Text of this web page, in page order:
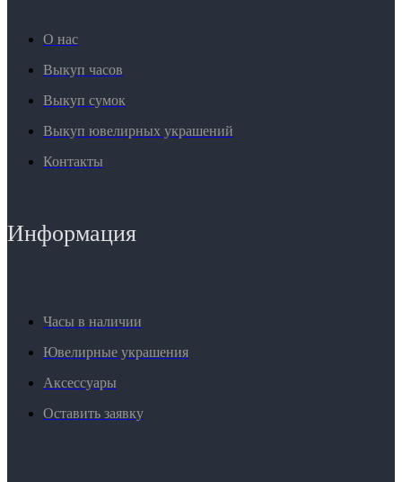
О нас
Выкуп часов
Выкуп сумок
Выкуп ювелирных украшений
Контакты
Информация
Часы в наличии
Ювелирные украшения
Аксессуары
Оставить заявку